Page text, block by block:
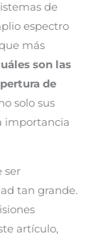
de
espectro
más
son las
de
solo sus
importancia
ser
tan grande.
artículo,